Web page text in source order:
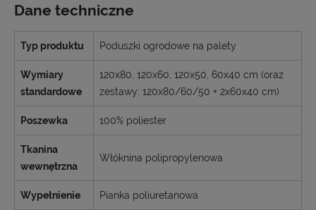
Dane techniczne
Typ produktu Poduszki ogrodowe na palety
Wymiary
standardowe
120x80, 120x60, 120x50, 60x40 cm (oraz
zestawy: 120x80/60/50 + 2x60x40 cm)
Poszewka 100% poliester
Tkanina
wewnętrzna
Włóknina polipropylenowa
Wypełnienie Pianka poliuretanowa